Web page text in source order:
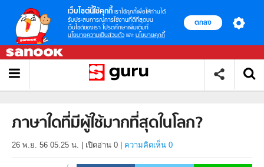
เว็บไซต์นี้ใช้คุกกี้ เราใช้คุกกี้เพื่อให้ท่านได้
รับประสบการณ์การใช้งานที่ดีที่สุดบน
เว็บไซต์ของเรา โปรดศึกษาเพิ่มเติมที่
นโยบายความเป็นส่วนตัว และ นโยบายคุกกี้
ตกลง
ภาษาใดที่มีผู้ใช้มากที่สุดในโลก?
26 พ.ย. 56 05.25 น. เปิดอ่าน 0 ความคิดเห็น 0